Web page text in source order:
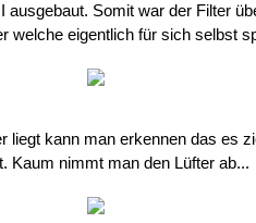
ausgebaut. Somit war der Filter
welche eigentlich für sich selbst
liegt kann man erkennen das es
Kaum nimmt man den Lüfter ab...